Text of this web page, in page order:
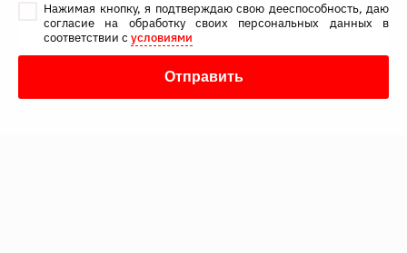
Нажимая кнопку, я подтверждаю свою дееспособность, даю
согласие на обработку своих персональных данных в
соответствии с условиями